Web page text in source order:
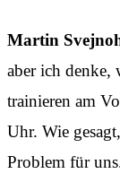
Martin
aber ich denke,
trainieren am
Uhr. Wie
Problem für